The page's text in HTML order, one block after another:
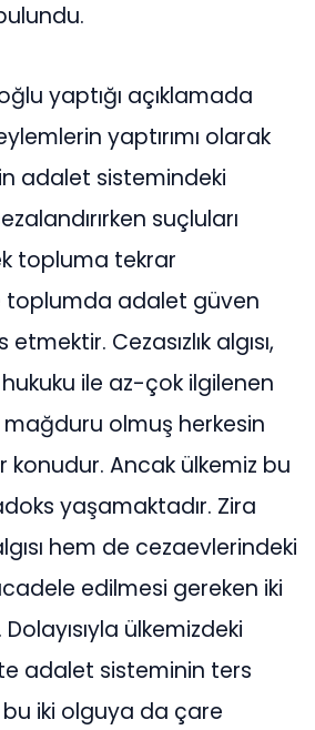
yaptığı açıklamada
yaptırımı olarak
adalet sistemindeki
suçluları
topluma tekrar
toplumda adalet güven
Cezasızlık algısı,
ile az-çok ilgilenen
olmuş herkesin
konudur. Ancak ülkemiz bu
yaşamaktadır. Zira
hem de cezaevlerindeki
edilmesi gereken iki
ülkemizdeki
adalet sisteminin ters
iki olguya da çare